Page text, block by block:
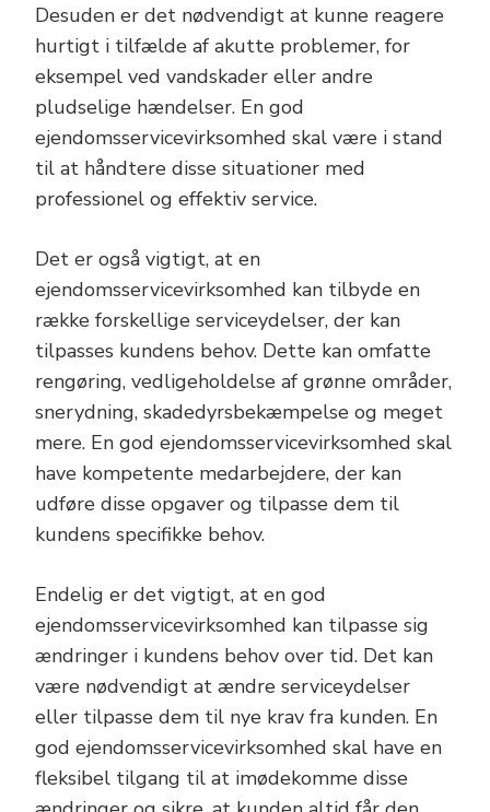
Desuden er det nødvendigt at kunne reagere
hurtigt i tilfælde af akutte problemer, for
eksempel ved vandskader eller andre
pludselige hændelser. En god
ejendomsservicevirksomhed skal være i stand
til at håndtere disse situationer med
professionel og effektiv service.
Det er også vigtigt, at en
ejendomsservicevirksomhed kan tilbyde en
række forskellige serviceydelser, der kan
tilpasses kundens behov. Dette kan omfatte
rengøring, vedligeholdelse af grønne områder,
snerydning, skadedyrsbekæmpelse og meget
mere. En god ejendomsservicevirksomhed skal
have kompetente medarbejdere, der kan
udføre disse opgaver og tilpasse dem til
kundens specifikke behov.
Endelig er det vigtigt, at en god
ejendomsservicevirksomhed kan tilpasse sig
ændringer i kundens behov over tid. Det kan
være nødvendigt at ændre serviceydelser
eller tilpasse dem til nye krav fra kunden. En
god ejendomsservicevirksomhed skal have en
fleksibel tilgang til at imødekomme disse